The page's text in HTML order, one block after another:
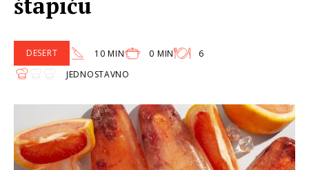
DESERT 10 MIN 0 MIN
6
JEDNOSTAVNO